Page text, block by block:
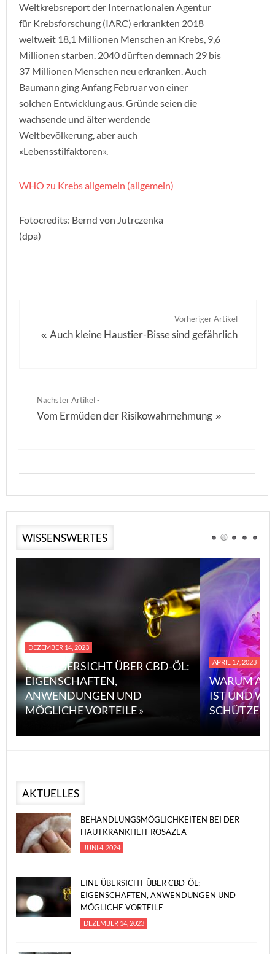
Weltkrebsreport der Internationalen Agentur
für Krebsforschung (IARC) erkrankten 2018
weltweit 18,1 Millionen Menschen an Krebs, 9,6
Millionen starben. 2040 dürften demnach 29 bis
37 Millionen Menschen neu erkranken. Auch
Baumann ging Anfang Februar von einer
solchen Entwicklung aus. Gründe seien die
wachsende und älter werdende
Weltbevölkerung, aber auch
«Lebensstilfaktoren».
WHO zu Krebs allgemein (allgemein)
Fotocredits: Bernd von Jutrczenka
(dpa)
- Vorheriger Artikel
«Auch kleine Haustier-Bisse sind gefährlich
Nächster Artikel -
Vom Ermüden der Risikowahrnehmung »
WISSENSWERTES
DEZEMBER 14, 2023
EINE ÜBERSICHT ÜBER CBD-ÖL:
EIGENSCHAFTEN,
ANWENDUNGEN UND
MÖGLICHE VORTEILE »
APRIL 17, 2023
WARUM
IST UND
SCHÜTZEN
AKTUELLES
BEHANDLUNGSMÖGLICHKEITEN BEI DER
HAUTKRANKHEIT ROSAZEA
JUNI 4, 2024
EINE ÜBERSICHT ÜBER CBD-ÖL:
EIGENSCHAFTEN, ANWENDUNGEN UND
MÖGLICHE VORTEILE
DEZEMBER 14, 2023